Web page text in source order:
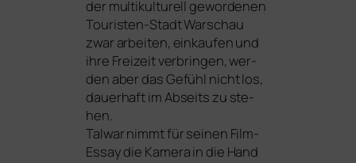
der mul­ti­kul­tu­rell gewor­de­nen
Touristen-Stadt Warschau
zwar arbei­ten, ein­kau­fen und
ihre Freizeit ver­brin­gen, wer­
den aber das Gefühl nicht los,
dau­er­haft im Abseits zu ste­
hen.
Talwar nimmt für sei­nen Film-
Essay die Kamera in die Hand